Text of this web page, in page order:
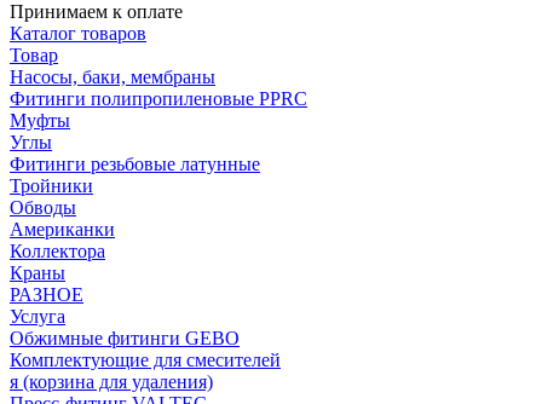
Принимаем к оплате
Каталог товаров
Товар
Насосы, баки, мембраны
Фитинги полипропиленовые PPRC
Муфты
Углы
Фитинги резьбовые латунные
Тройники
Обводы
Американки
Коллектора
Краны
РАЗНОЕ
Услуга
Обжимные фитинги GEBO
Комплектующие для смесителей
я (корзина для удаления)